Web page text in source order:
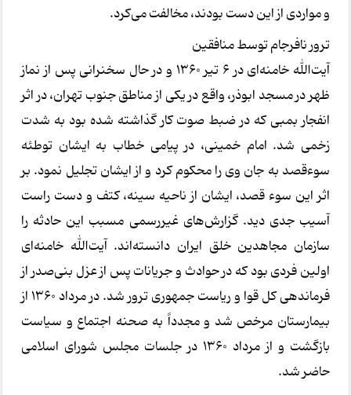
و مواردی از این دست بودند، مخالفت می‌کرد.
ترور نافرجام توسط منافقین
آیت‌الله خامنه‌ای در ۶ تیر ۱۳۶۰ و در حال سخنرانی پس از نماز
ظهر در مسجد ابوذر، واقع در یکی از مناطق جنوب تهران، در اثر
انفجار بمبی که در ضبط صوت کار گذاشته شده بود به شدت
زخمی شد. امام خمینی، در پیامی خطاب به ایشان توطئه
سوءقصد به جان وی را محکوم کرد و از ایشان تجلیل نمود. بر
اثر این سوء قصد، ایشان از ناحیه سینه، کتف و دست راست
آسیب جدی دید. گزارش‌های غیررسمی مسبب این حادثه را
سازمان مجاهدین خلق ایران دانسته‌اند. آیت‌الله خامنه‌ای
اولین فردی بود که در حوادث و جریانات پس از عزل بنی‌صدر از
فرماندهی کل قوا و ریاست جمهوری ترور شد. در مرداد ۱۳۶۰ از
بیمارستان مرخص شد و مجدداً به صحنه اجتماع و سیاست
بازگشت و از مرداد ۱۳۶۰ در جلسات مجلس شورای اسلامی
حاضر شد.